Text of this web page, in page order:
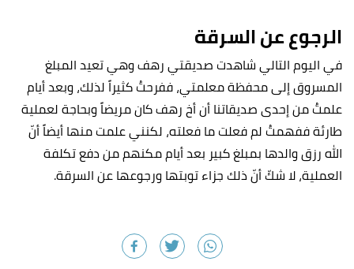
الرجوع عن السرقة
في اليوم التالي شاهدت صديقتي رهف وهي تعيد المبلغ
المسروق إلى محفظة معلمتي، ففرحتُ كثيراً لذلك، وبعد أيام
علمتُ من إحدى صديقاتنا أن أخ رهف كان مريضاً وبحاجة لعملية
طارئة ففهمتُ لم فعلت ما فعلته، لكنني علمت منها أيضاً أنّ
الله رزق والدها بمبلغ كبير بعد أيام مكنهم من دفع تكلفة
العملية، لا شكّ أنّ ذلك جزاء توبتها ورجوعها عن السرقة.